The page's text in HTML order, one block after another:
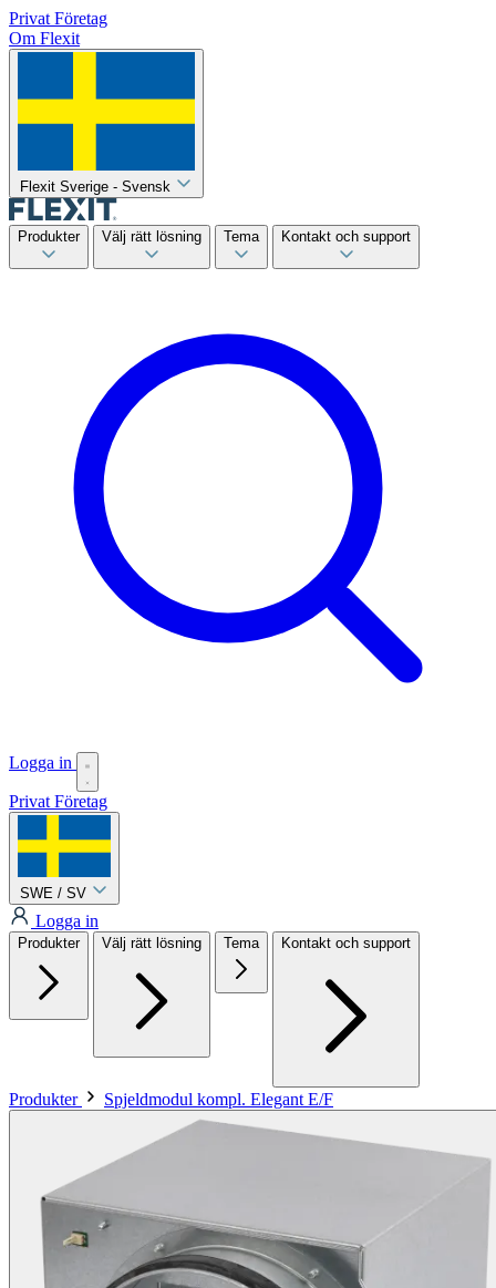
Privat Företag
Om Flexit
Flexit Sverige - Svensk
Produkter Välj rätt lösning Tema Kontakt och support
Logga in
Privat Företag
SWE / SV
Logga in
Produkter Välj rätt lösning Tema Kontakt och support
Produkter Spjeldmodul kompl. Elegant E/F